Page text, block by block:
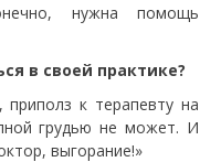
нужна помощь
в своей практике?
к терапевту на
грудью не может. И
выгорание!»